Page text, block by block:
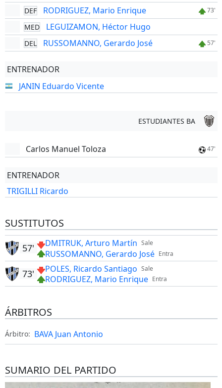
DEF RODRIGUEZ, Mario Enrique 73'
MED LEGUIZAMON, Héctor Hugo
DEL RUSSOMANNO, Gerardo José 57'
ENTRENADOR
JANIN Eduardo Vicente
ESTUDIANTES BA
Carlos Manuel Toloza 47'
ENTRENADOR
TRIGILLI Ricardo
SUSTITUTOS
Sale
DMITRUK, Arturo Martín
Entra
RUSSOMANNO, Gerardo José
57'
Sale
POLES, Ricardo Santiago
Entra
RODRIGUEZ, Mario Enrique
73'
ÁRBITROS
Árbitro: BAVA Juan Antonio
SUMARIO DEL PARTIDO